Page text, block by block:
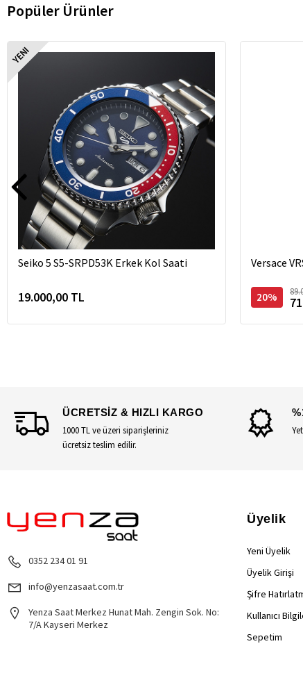
Popüler Ürünler
YENI
Seiko 5 S5-SRPD53K Erkek Kol Saati
19.000,00 TL
Versace
20%
ÜCRETSİZ & HIZLI KARGO
1000 TL ve üzeri siparişleriniz
ücretsiz teslim edilir.
0352 234 01 91
info@yenzasaat.com.tr
Yenza Saat Merkez Hunat Mah. Zengin Sok. No:
7/A Kayseri Merkez
Üyelik
Yeni Üyelik
Üyelik Girişi
Şifre
Kullanıcı
Sepetim